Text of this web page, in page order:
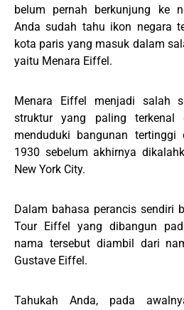
belum pernah berkunjung ke
Anda sudah tahu ikon negara
kota paris yang masuk dalam
yaitu Menara Eiffel.
Menara Eiffel menjadi salah
struktur yang paling
menduduki bangunan
1930 sebelum akhirnya
New York City.
Dalam bahasa perancis sendiri
Tour Eiffel yang dibangun
nama tersebut diambil dari
Gustave Eiffel.
Tahukah Anda, pada